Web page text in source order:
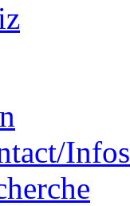
Infos